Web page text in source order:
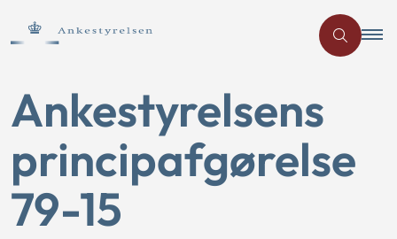
Ankestyrelsens
principafgørelse
79-15